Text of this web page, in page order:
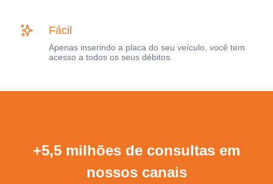
Fácil
Apenas inserindo a placa do seu veículo, você tem
acesso a todos os seus débitos.
+5,5 milhões de consultas em
nossos canais